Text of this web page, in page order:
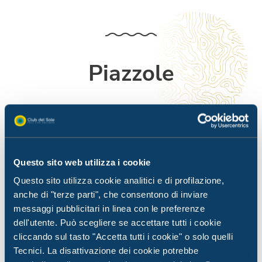
Questo sito web utilizza i cookie
Questo sito utilizza cookie analitici e di profilazione,
anche di "terze parti", che consentono di inviare
messaggi pubblicitari in linea con le preferenze
dell'utente. Può scegliere se accettare tutti i cookie
cliccando sul tasto "Accetta tutti i cookie" o solo quelli
Tecnici. La disattivazione dei cookie potrebbe
Piazzole
Lo spazio per creare la tua vacanza, proprio come piace
a te.